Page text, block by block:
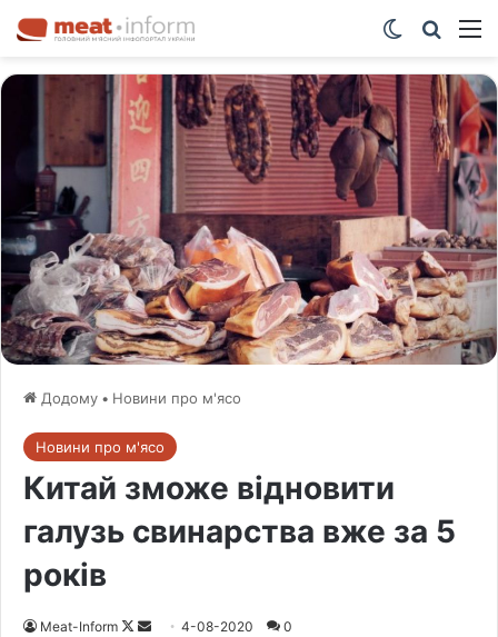
Switch skin
Додому • Новини про м'ясо
Новини про м'ясо
Китай зможе відновити
галузь свинарства вже за 5
років
Meat-Inform
F
4-08-2020 0